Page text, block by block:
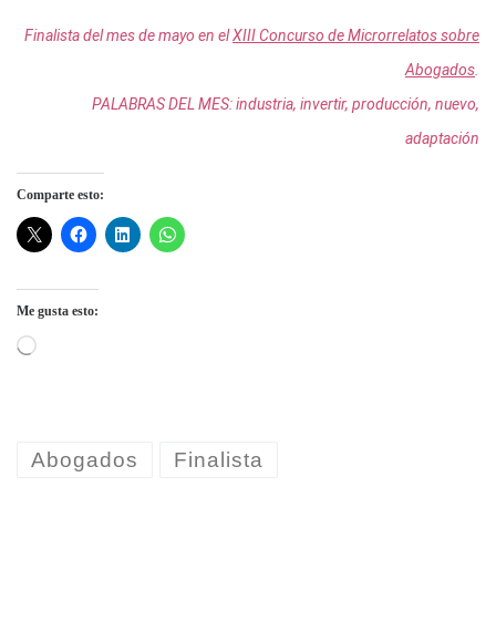
Finalista del mes de mayo en elXIII Concurso de Microrrelatos sobre
Abogados
PALABRAS DEL MES: industria, invertir, producción, nuevo,
adaptación
Comparte esto:
Me gusta esto:
Cargando...
Abogados Finalista